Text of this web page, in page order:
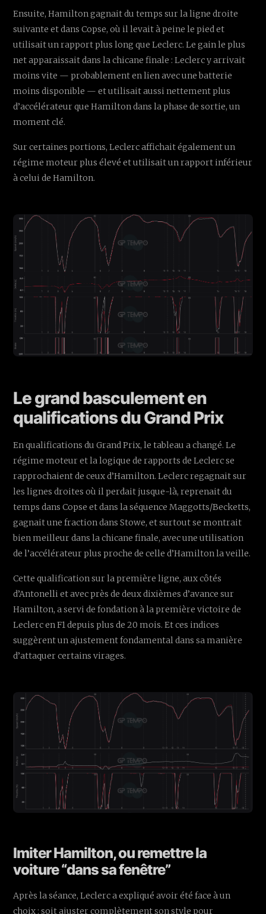
Ensuite, Hamilton gagnait du temps sur la ligne droite
suivante et dans Copse, où il levait à peine le pied et
utilisait un rapport plus long que Leclerc. Le gain le plus
net apparaissait dans la chicane finale : Leclerc y arrivait
moins vite — probablement en lien avec une batterie
moins disponible — et utilisait aussi nettement plus
d’accélérateur que Hamilton dans la phase de sortie, un
moment clé.
Sur certaines portions, Leclerc affichait également un
régime moteur plus élevé et utilisait un rapport inférieur
à celui de Hamilton.
Le grand basculement en
qualifications du Grand Prix
En qualifications du Grand Prix, le tableau a changé. Le
régime moteur et la logique de rapports de Leclerc se
rapprochaient de ceux d’Hamilton. Leclerc regagnait sur
les lignes droites où il perdait jusque-là, reprenait du
temps dans Copse et dans la séquence Maggotts/Becketts,
gagnait une fraction dans Stowe, et surtout se montrait
bien meilleur dans la chicane finale, avec une utilisation
de l’accélérateur plus proche de celle d’Hamilton la veille.
Cette qualification sur la première ligne, aux côtés
d’Antonelli et avec près de deux dixièmes d’avance sur
Hamilton, a servi de fondation à la première victoire de
Leclerc en F1 depuis plus de 20 mois. Et ces indices
suggèrent un ajustement fondamental dans sa manière
d’attaquer certains virages.
Imiter Hamilton, ou remettre la
voiture “dans sa fenêtre”
Après la séance, Leclerc a expliqué avoir été face à un
choix : soit ajuster complètement son style pour